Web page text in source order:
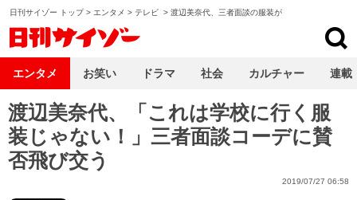
日刊サイゾー トップ> エンタメ > テレビ > 渡辺美奈代、三者面談の服装が
渡辺美奈代、「これは学校に行く服
装じゃない！」三者面談コーデに賛
否飛び交う
2019/07/27 06:58
エンタメ お笑い ドラマ 社会 カルチャー 連載